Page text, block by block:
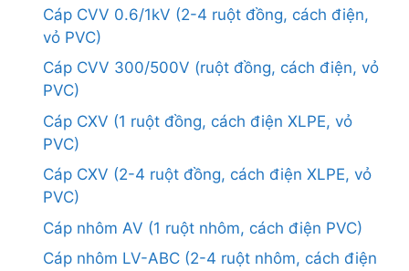
Cáp CVV 0.6/1kV (2-4 ruột đồng, cách điện,
vỏ PVC)
Cáp CVV 300/500V (ruột đồng, cách điện, vỏ
PVC)
Cáp CXV (1 ruột đồng, cách điện XLPE, vỏ
PVC)
Cáp CXV (2-4 ruột đồng, cách điện XLPE, vỏ
PVC)
Cáp nhôm AV (1 ruột nhôm, cách điện PVC)
Cáp nhôm LV-ABC (2-4 ruột nhôm, cách điện